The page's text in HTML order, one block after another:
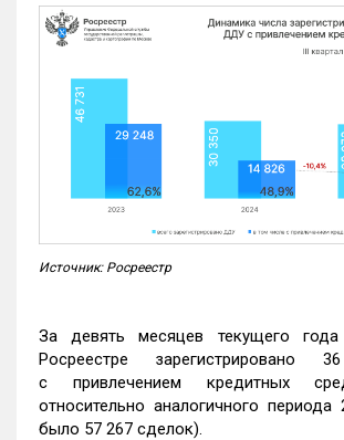
Источник: Росреестр
За девять месяцев текущего
Росреестре
с привлечением кредитных
относительно аналогичного периода
было 57 267 сделок).